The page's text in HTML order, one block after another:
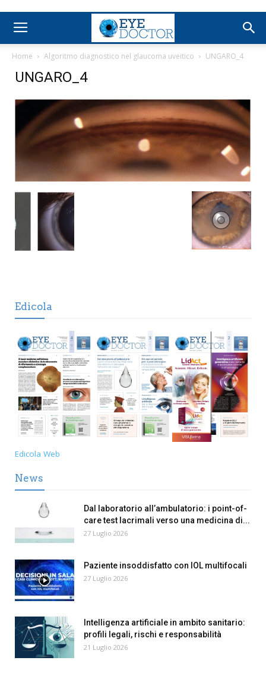
Home Algoritmo diagnostico nel glaucoma uveitico UNGARO_4
UNGARO_4
Edicola
Edicola Web
News
Dal laboratorio all’ambulatorio: i point-of-
care test lacrimali verso una medicina di...
27 Luglio 2026
Paziente insoddisfatto con IOL multifocali
27 Luglio 2026
Intelligenza artificiale in ambito sanitario:
profili legali, rischi e responsabilità
21 Luglio 2026